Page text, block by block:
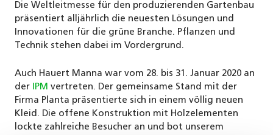
Die Weltleitmesse für den produzierenden Gartenbau
präsentiert alljährlich die neuesten Lösungen und
Innovationen für die grüne Branche. Pflanzen und
Technik stehen dabei im Vordergrund.
Auch Hauert Manna war vom 28. bis 31. Januar 2020 an
der
IPM vertreten. Der gemeinsame Stand mit der
Firma Planta präsentierte sich in einem völlig neuen
Kleid. Die offene Konstruktion mit Holzelementen
lockte zahlreiche Besucher an und bot unserem